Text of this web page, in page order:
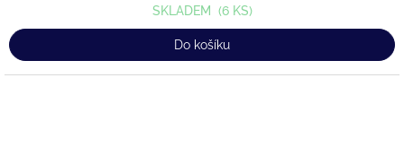
SKLADEM (6 KS)
Do košíku